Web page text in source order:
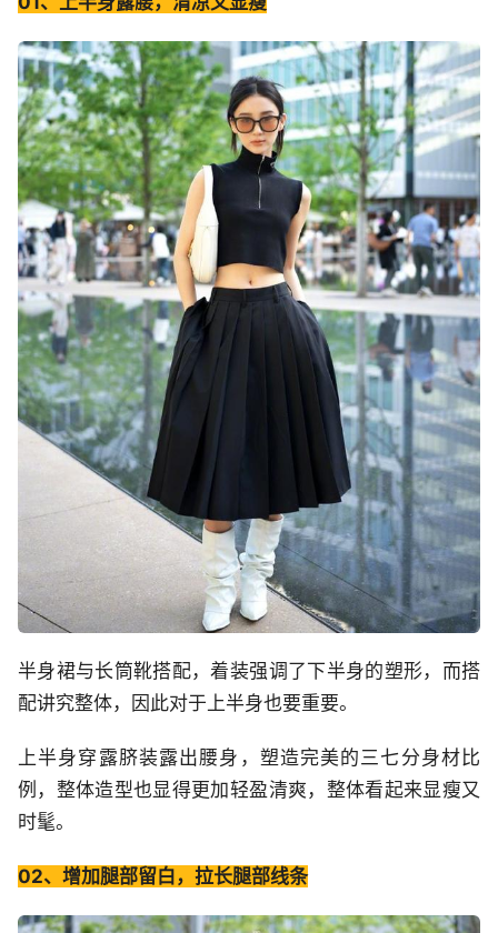
半身裙与长筒靴搭配，着装强调了下半身的塑形，而搭
配讲究整体，因此对于上半身也要重要。
上半身穿露脐装露出腰身，塑造完美的三七分身材比
例，整体造型也显得更加轻盈清爽，整体看起来显瘦又
时髦。
02、增加腿部留白，拉长腿部线条